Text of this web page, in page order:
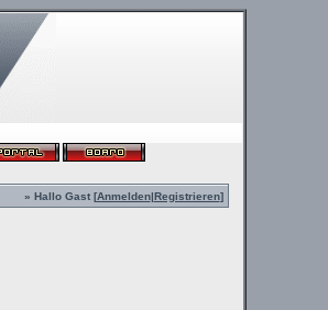
» Hallo Gast [Anmelden|Registrieren]